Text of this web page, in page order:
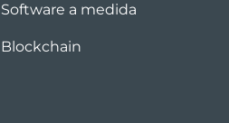
Software a medida
Blockchain